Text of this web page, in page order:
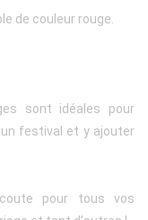
de couleur rouge.
sont idéales pour
festival et y ajouter
pour tous vos